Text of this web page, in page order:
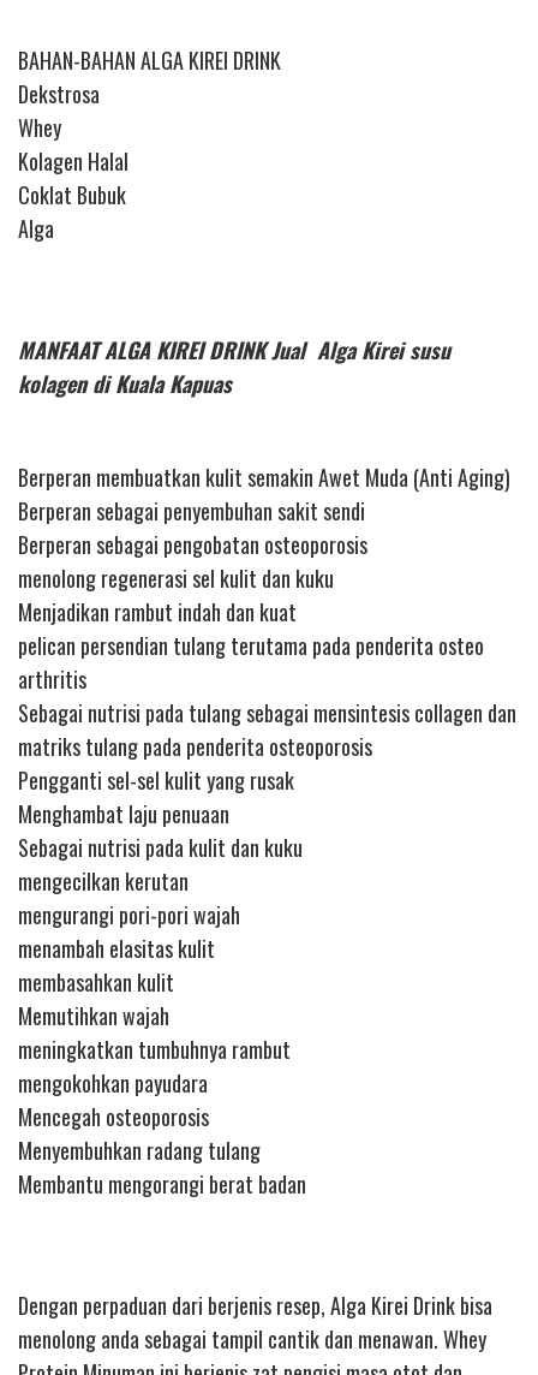
BAHAN-BAHAN ALGA KIREI DRINK
Dekstrosa
Whey
Kolagen Halal
Coklat Bubuk
Alga
MANFAAT ALGA KIREI DRINK Jual Alga Kirei susu
kolagen di Kuala Kapuas
Berperan membuatkan kulit semakin Awet Muda (Anti Aging)
Berperan sebagai penyembuhan sakit sendi
Berperan sebagai pengobatan osteoporosis
menolong regenerasi sel kulit dan kuku
Menjadikan rambut indah dan kuat
pelican persendian tulang terutama pada penderita osteo
arthritis
Sebagai nutrisi pada tulang sebagai mensintesis collagen dan
matriks tulang pada penderita osteoporosis
Pengganti sel-sel kulit yang rusak
Menghambat laju penuaan
Sebagai nutrisi pada kulit dan kuku
mengecilkan kerutan
mengurangi pori-pori wajah
menambah elasitas kulit
membasahkan kulit
Memutihkan wajah
meningkatkan tumbuhnya rambut
mengokohkan payudara
Mencegah osteoporosis
Menyembuhkan radang tulang
Membantu mengorangi berat badan
Dengan perpaduan dari berjenis resep, Alga Kirei Drink bisa
menolong anda sebagai tampil cantik dan menawan. Whey